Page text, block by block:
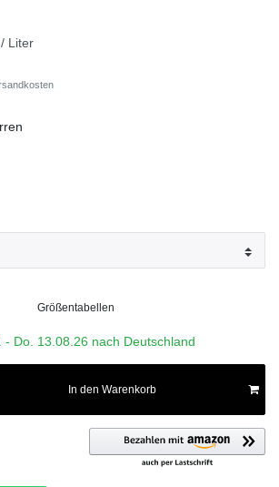
Liter
Größentabellen
- Do. 13.08.26 nach Deutschland
In den Warenkorb